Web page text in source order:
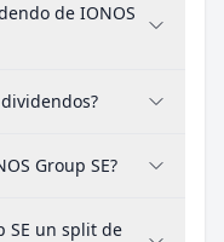
de IONOS
Group SE?
SE un split de